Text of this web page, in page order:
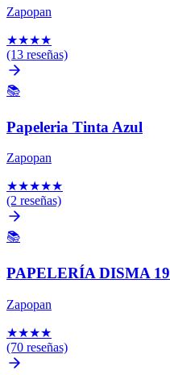
Zapopan
★★★★
(13 reseñas)
📚
Papeleria Tinta Azul
Zapopan
★★★★★
(2 reseñas)
📚
PAPELERÍA DISMA 19
Zapopan
★★★★
(70 reseñas)